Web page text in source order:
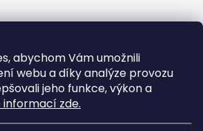
abychom Vám umožnili
webu a díky analýze provozu
jeho funkce, výkon a
informací zde.